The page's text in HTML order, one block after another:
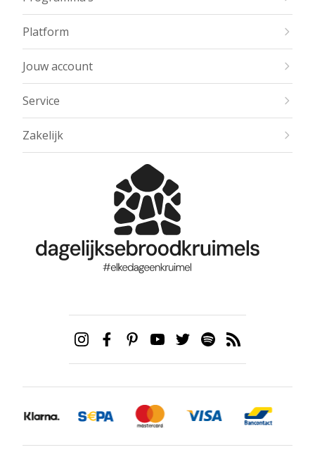
Platform
Jouw account
Service
Zakelijk